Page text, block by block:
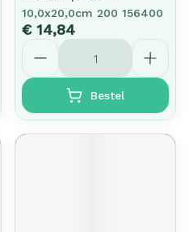
10,0x20,0cm 200 156400
€ 14,84
Aantal
Bestel